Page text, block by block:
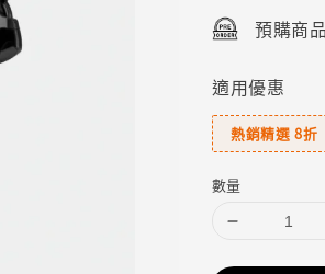
預購商
適用優惠
熱銷精選 8折
數量